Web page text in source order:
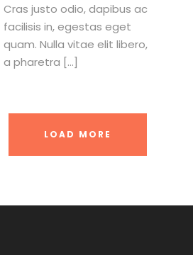
Cras justo odio, dapibus ac
facilisis in, egestas eget
quam. Nulla vitae elit libero,
a pharetra […]
LOAD MORE